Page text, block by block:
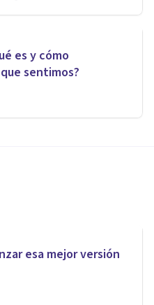
es y cómo
sentimos?
esa mejor versión